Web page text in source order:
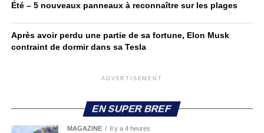
Été – 5 nouveaux panneaux à reconnaître sur les plages
Après avoir perdu une partie de sa fortune, Elon Musk
contraint de dormir dans sa Tesla
ADVERTISEMENT
EN SUPER BREF
MAGAZINE Il y a 4 heures